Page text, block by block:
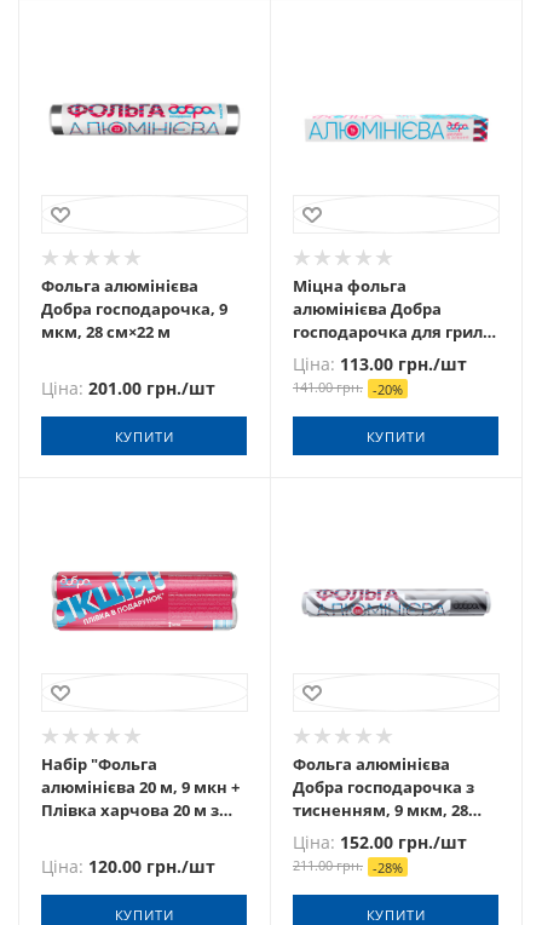
Фольга алюмінієва
Добра господарочка, 9
мкм, 28 см×22 м
Ціна: 201.00 грн./шт
КУПИТИ
Міцна фольга
алюмінієва Добра
господарочка для гриля
і запікання, 14 мкм, 28
см×10 м
Ціна: 113.00 грн./шт
141.00грн. -20%
КУПИТИ
Набір "Фольга
алюмінієва 20 м, 9 мкн +
Плівка харчова 20 м з
господарочка
Ціна: 120.00 грн./шт
КУПИТИ
Фольга алюмінієва
Добра господарочка з
тисненням, 9 мкм, 28
см×20 м
Ціна: 152.00 грн./шт
211.00грн. -28%
КУПИТИ